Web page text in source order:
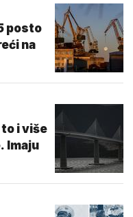
posto
na
i više
Imaju